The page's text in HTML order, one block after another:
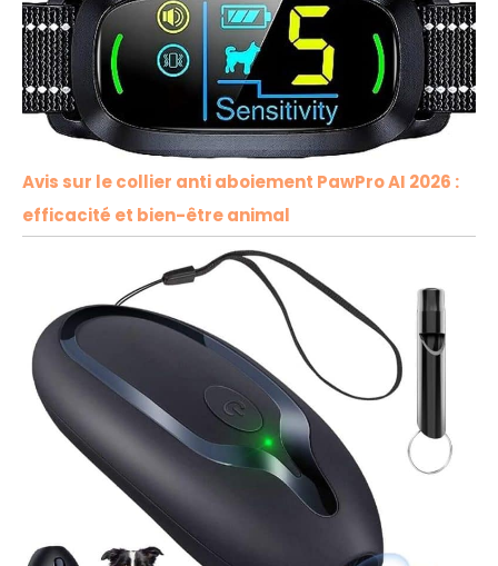
Avis sur le collier anti aboiement PawPro AI 2026 :
efficacité et bien-être animal